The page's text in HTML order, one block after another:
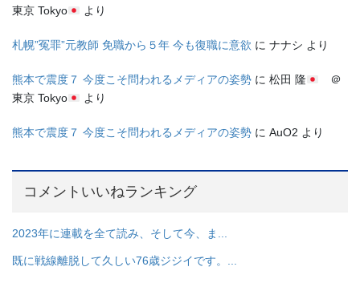
東京 Tokyo
より
札幌”冤罪”元教師 免職から５年 今も復職に意欲 に ナナシ より
熊本で震度７ 今度こそ問われるメディアの姿勢 に 松田 隆
＠
東京 Tokyo
より
熊本で震度７ 今度こそ問われるメディアの姿勢 に AuO2 より
コメントいいねランキング
2023年に連載を全て読み、そして今、ま...
既に戦線離脱して久しい76歳ジジイです。...